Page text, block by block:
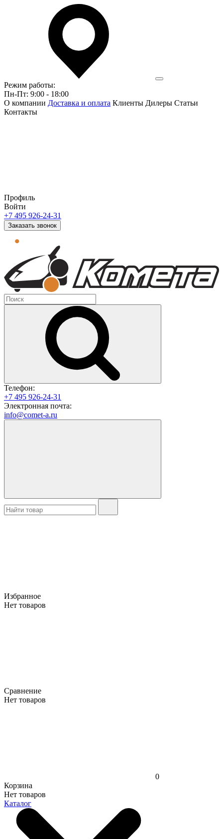
Режим работы:
Пн-Пт: 9:00 - 18:00
О компании Доставка и оплата Клиенты Дилеры Статьи
Контакты
Профиль
Войти
+7 495 926-24-31
Заказать звонок
Телефон:
+7 495 926-24-31
Электронная почта:
info@comet-a.ru
Избранное
Нет товаров
Сравнение
Нет товаров
0
Корзина
Нет товаров
Каталог